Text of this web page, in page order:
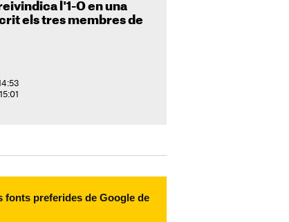
l'1-O en una
els tres membres de
fonts preferides de Google de